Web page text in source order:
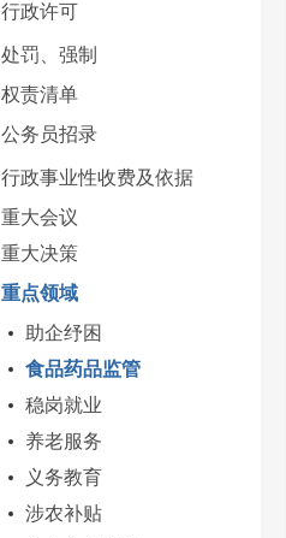
行政许可
处罚、强制
权责清单
公务员招录
行政事业性收费及依据
重大会议
重大决策
重点领域
助企纾困
食品药品监管
稳岗就业
养老服务
义务教育
涉农补贴